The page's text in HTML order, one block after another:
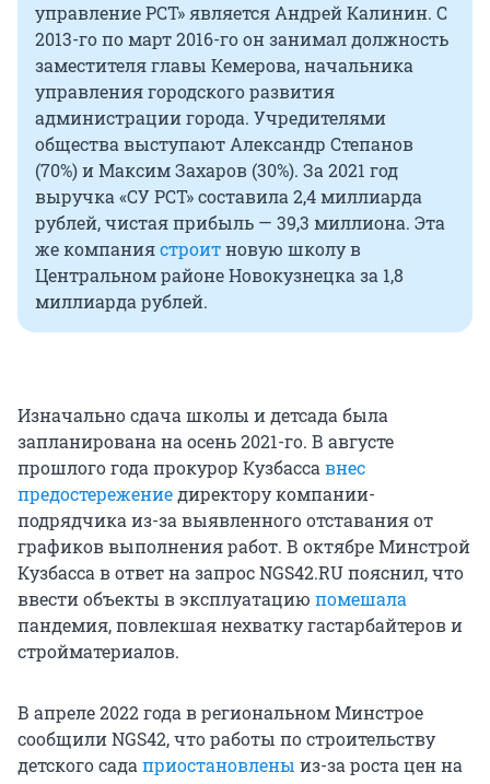
управление РСТ» является Андрей Калинин. С
2013-го по март 2016-го он занимал должность
заместителя главы Кемерова, начальника
управления городского развития
администрации города. Учредителями
общества выступают Александр Степанов
(70%) и Максим Захаров (30%). За 2021 год
выручка «СУ РСТ» составила 2,4 миллиарда
рублей, чистая прибыль — 39,3 миллиона. Эта
же компаниястроитновую школу в
Центральном районе Новокузнецка за 1,8
миллиарда рублей.
Изначально сдача школы и детсада была
запланирована на осень 2021-го. В августе
прошлого года прокурор Кузбассавнес
предостережениедиректору компании-
подрядчика из-за выявленного отставания от
графиков выполнения работ. В октябре Минстрой
Кузбасса в ответ на запрос NGS42.RU пояснил, что
ввести объекты в эксплуатацию помешала
пандемия, повлекшая нехватку гастарбайтеров и
стройматериалов.
В апреле 2022 года в региональном Минстрое
сообщили NGS42, что работы по строительству
детского садаприостановлены из-за роста цен на